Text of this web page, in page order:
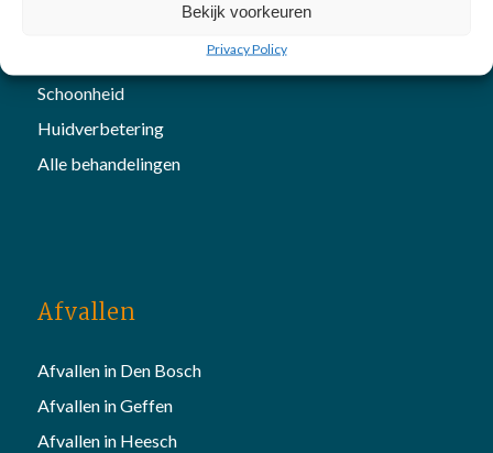
Bekijk voorkeuren
Privacy Policy
Schoonheid
Huidverbetering
Alle behandelingen
Afvallen
Afvallen in Den Bosch
Afvallen in Geffen
Afvallen in Heesch